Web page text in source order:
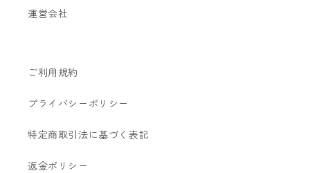
運営会社
ご利用規約
プライバシーポリシー
特定商取引法に基づく表記
返金ポリシー